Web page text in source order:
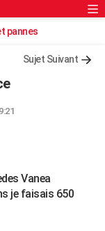
Rechercher
pannes
Sujet Suivant
Vanea
je faisais 650